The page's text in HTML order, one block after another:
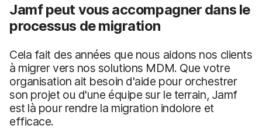
Jamf peut vous accompagner dans le
processus de migration
Cela fait des années que nous aidons nos clients
à migrer vers nos solutions MDM. Que votre
organisation ait besoin d'aide pour orchestrer
son projet ou d'une équipe sur le terrain, Jamf
est là pour rendre la migration indolore et
efficace.